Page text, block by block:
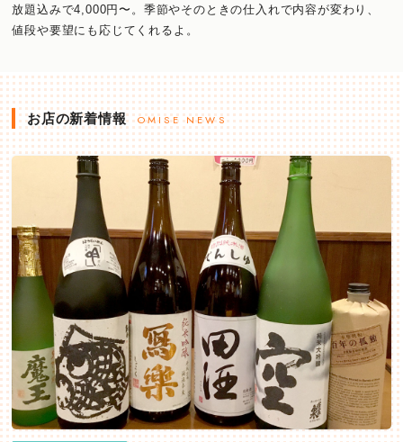
放題込みで4,000円〜。季節やそのときの仕入れで内容が変わり、
値段や要望にも応じてくれるよ。
お店の新着情報 OMISE NEWS